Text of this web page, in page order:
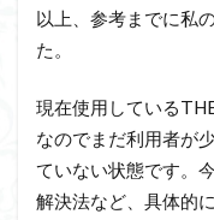
以上、参考までに私
た。
現在使用している
なのでまだ利用者が
ていない状態です。
解決法など、具体的